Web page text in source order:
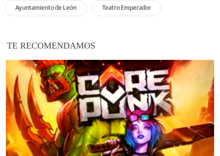
Ayuntamiento de León Teatro Emperador
TE RECOMENDAMOS